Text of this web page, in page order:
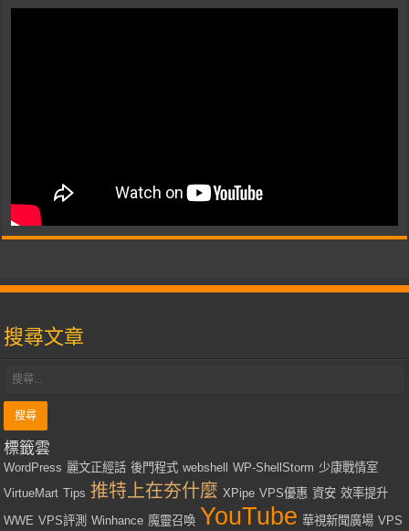
搜尋文章
標籤雲
WordPress 麗文正經話 後門程式 webshell WP-ShellStorm 少康戰情室
VirtueMart Tips 推特上在夯什麼 XPipe VPS優惠 資安 效率提升
WWE VPS評測 Winhance 魔靈召喚 YouTube 華視新聞廣場 VPS